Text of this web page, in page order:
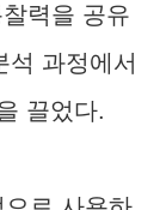
력을 공유
과정에서
끌었다.